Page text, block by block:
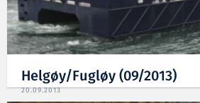
Helgøy/Fugløy (09/2013)
20.09.2013